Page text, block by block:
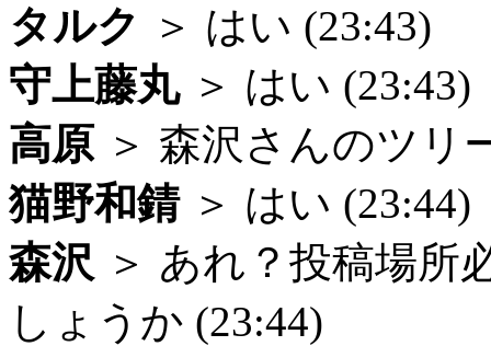
タルク
＞ はい (23:43)
守上藤丸＞ はい (23:43)
高原 ＞ 森沢さんのツリ
猫野和錆＞ はい (23:44)
森沢 ＞ あれ？投稿場
しょうか (23:44)